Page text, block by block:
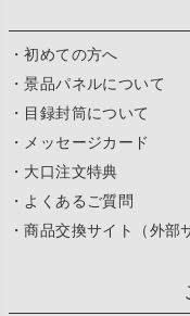
・初めての方へ
・景品パネルについて
・目録封筒について
・メッセージカード
・大口注文特典
・よくあるご質問
・商品交換サイト（外部